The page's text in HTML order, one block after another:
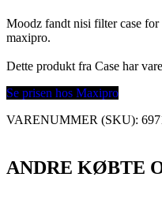
Moodz fandt nisi filter case
maxipro.
Dette produkt fra Case har
Se prisen hos Maxipro
VARENUMMER (SKU):
ANDRE KØBTE